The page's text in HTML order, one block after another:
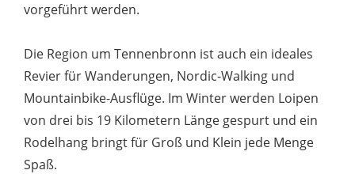
vorgeführt werden.
Die Region um Tennenbronn ist auch ein ideales
Revier für Wanderungen, Nordic-Walking und
Mountainbike-Ausflüge. Im Winter werden Loipen
von drei bis 19 Kilometern Länge gespurt und ein
Rodelhang bringt für Groß und Klein jede Menge
Spaß.